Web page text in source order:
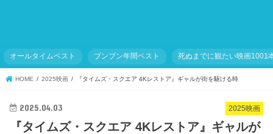
オールタイムベスト ブンブン年間ベスト 死ぬまでに観たい映画1001
HOME 2025映画 『タイムズ・スクエア 4Kレストア』ギャルが街を駆ける時
2025映画
2025.04.03
『タイムズ・スクエア 4Kレストア』ギャルが